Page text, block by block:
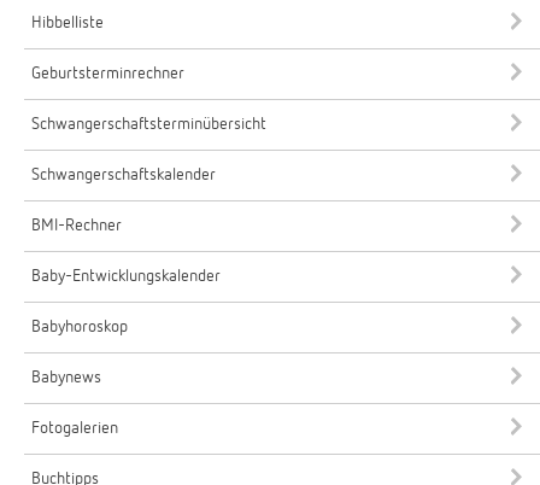
Hibbelliste
Geburtsterminrechner
Schwangerschaftsterminübersicht
Schwangerschaftskalender
BMI-Rechner
Baby-Entwicklungskalender
Babyhoroskop
Babynews
Fotogalerien
Buchtipps